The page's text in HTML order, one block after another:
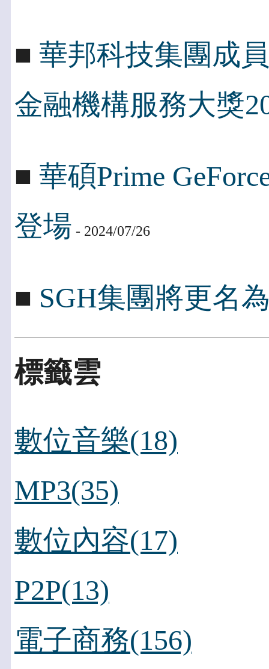
■ 華邦科技集團成
金融機構服務大獎
■ 華碩Prime
登場 - 2024/07/26
■ SGH集團將更名
標籤雲
數位音樂(18)
MP3(35)
數位內容(17)
P2P(13)
電子商務(156)